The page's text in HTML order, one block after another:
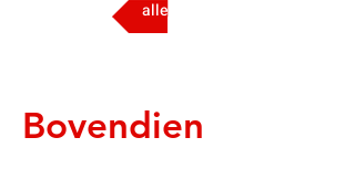
alle media
Bovendien